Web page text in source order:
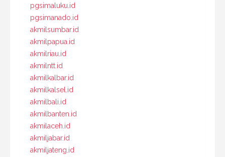
pgsimaluku.id
pgsimanado.id
akmilsumbar.id
akmilpapua.id
akmilriau.id
akmilntt.id
akmilkalbar.id
akmilkalsel.id
akmilbali.id
akmilbanten.id
akmilaceh.id
akmiljabar.id
akmiljateng.id